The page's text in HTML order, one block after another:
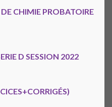
CHIMIE PROBATOIRE
D SESSION 2022